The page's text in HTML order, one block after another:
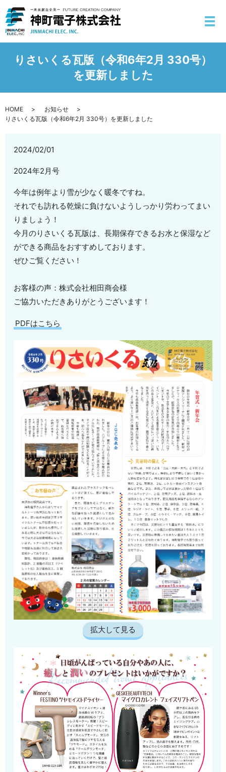
りさいくる瓦版（令和6年2月 330号）
を更新しました
HOME
お知らせ
りさいくる瓦版（令和6年2月 330号）を更新しました
2024/02/01
2024年2月号
今年は例年より雪が少なく暖冬ですね。
それでも訪れる乾燥に負けないようしっかり労わってまい
りましょう！
今月のりさいくる瓦版は、長期保存できるお水と保湿など
ができる商品をおすすめしております。
ぜひご覧ください！
お客様の声：株式会社相田商会様
ご協力いただきありがとうございます！
PDFはこちら
拡大して見る